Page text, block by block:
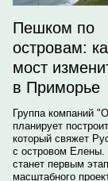
Пешком по
островам:
мост
в Приморье
Группа компаний
планирует
который свяжет
с островом Елены.
станет первым
масштабного